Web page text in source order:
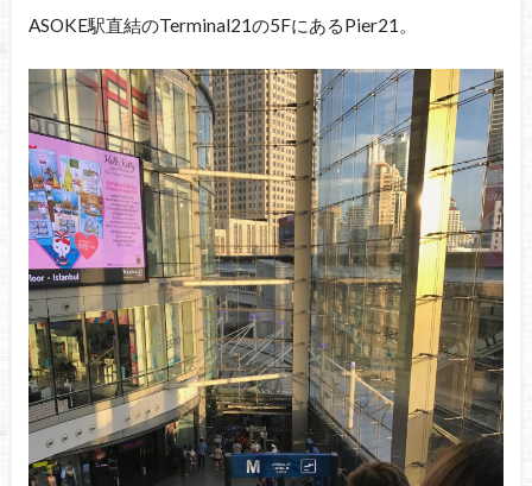
ASOKE駅直結のTerminal21の5FにあるPier21。